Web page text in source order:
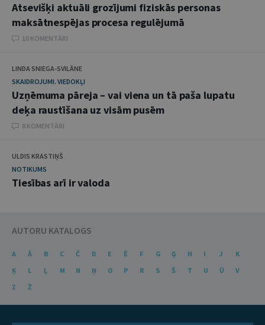
Atsevišķi aktuāli grozījumi fiziskās personas
maksātnespējas procesa regulējumā
10 KOMENTĀRI
LINDA SNIEGA-SVILĀNE
SKAIDROJUMI. VIEDOKĻI
Uzņēmuma pāreja – vai viena un tā paša lupatu
deķa raustīšana uz visām pusēm
8 KOMENTĀRI
ULDIS KRASTIŅŠ
NOTIKUMS
Tiesības arī ir valoda
AUTORU KATALOGS
A Ā B C Č D E Ē F G Ģ H I J
K
Ķ
L Ļ M N Ņ O P R S Š T U Ū
V
Z
Ž